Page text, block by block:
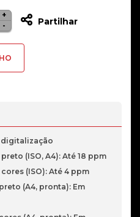
-
+
Partilhar
digitalização
(ISO, A4): Até 18 ppm
(ISO): Até 4 ppm
(A4, pronta): Em